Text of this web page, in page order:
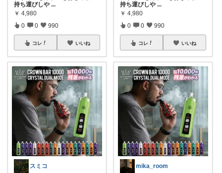
持ち運びしや ...
￥ 4,980
0 0 990
コレ いいね
スミコ
持ち運びしや ...
￥ 4,980
0 0 990
コレ いいね
mika_room